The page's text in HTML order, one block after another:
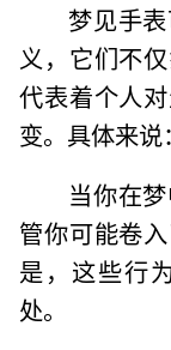
梦见手
义，它们不
代表着个人
变。具体来说：
当你在
管你可能卷
是，这些行
处。